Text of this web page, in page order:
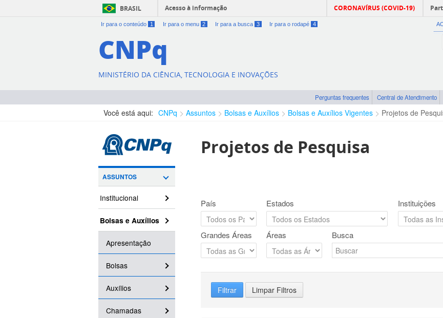
BRASIL Acesso à informação CORONAVÍRUS (COVID-19)
Ir para o conteúdo 1 Ir para o menu 2 Ir para a busca 3 Ir para o rodapé 4
CNPq
MINISTÉRIO DA CIÊNCIA, TECNOLOGIA E INOVAÇÕES
Perguntas frequentes Central de Atendimento
Você está aqui: CNPq Assuntos Bolsas e Auxílios Bolsas e Auxílios Vigentes Projetos de
ASSUNTOS
Institucional
Bolsas e Auxílios
Apresentação
Bolsas
Auxílios
Chamadas
Projetos de Pesquisa
País Estados Instituições
Grandes Áreas Áreas Busca
Filtrar Limpar Filtros